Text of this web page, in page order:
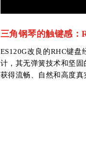
三角钢琴的触键感：
ES120G改良的RHC键
计，其无弹簧技术和坚
获得流畅、自然和高度真